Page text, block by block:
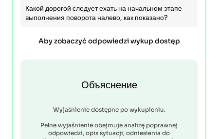
Какой дорогой следует ехать на начальном этапе
выполнения поворота налево, как показано?
Aby zobaczyć odpowiedzi wykup dostęp
Объяснение
Wyjaśnienie dostępne po wykupieniu.
Pełne wyjaśnienie obejmuje analizę poprawnej
odpowiedzi, opis sytuacji, odniesienia do